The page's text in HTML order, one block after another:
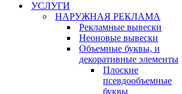
УСЛУГИ
НАРУЖНАЯ РЕКЛАМА
Рекламные вывески
Неоновые вывески
Объемные буквы, и
декоративные элементы
Плоские
псевдообъемные
буквы